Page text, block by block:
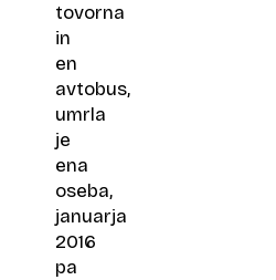
tovorna
in
en
avtobus,
umrla
je
ena
oseba,
januarja
2016
pa